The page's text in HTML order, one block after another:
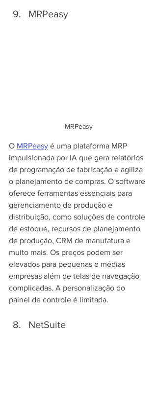
MRPeasy
MRPeasy
O MRPeasy é uma plataforma MRP
impulsionada por IA que gera relatórios
de programação de fabricação e agiliza
o planejamento de compras. O software
oferece ferramentas essenciais para
gerenciamento de produção e
distribuição, como soluções de controle
de estoque, recursos de planejamento
de produção, CRM de manufatura e
muito mais. Os preços podem ser
elevados para pequenas e médias
empresas além de telas de navegação
complicadas. A personalização do
painel de controle é limitada.
NetSuite